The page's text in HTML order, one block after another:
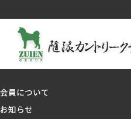
会員について
お知らせ